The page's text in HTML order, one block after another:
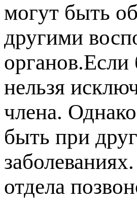
могут быть
другими
органов.Если
нельзя
члена.
ыть при
отдела